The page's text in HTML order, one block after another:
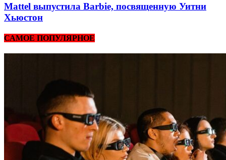
Mattel выпустила Barbie, посвященную Уитни
Хьюстон
САМОЕ ПОПУЛЯРНОЕ